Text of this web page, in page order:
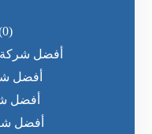
أفضل شركة
أفضل
أفضل
أفضل